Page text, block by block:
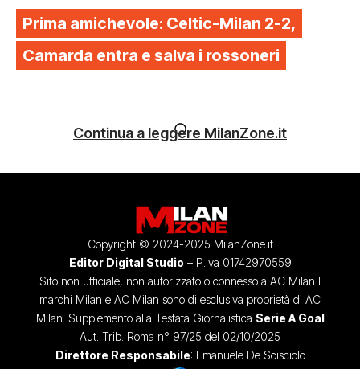
Prima amichevole: Celtic-Milan 2-2,
Camarda entra e salva i rossoneri
Continua a leggere MilanZone.it
Copyright © 2024-2025 MilanZone.it
Editor Digital Studio – P.Iva 01742970559
Sito non ufficiale, non autorizzato o connesso a AC Milan I
marchi Milan e AC Milan sono di esclusiva proprietà di AC
Milan. Supplemento alla Testata Giornalistica Serie A Goal
Aut. Trib. Roma n° 97/25 del 02/10/2025
Direttore Responsabile: Emanuele De Scisciolo